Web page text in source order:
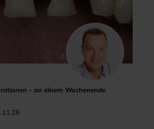
- an einem Wochenende